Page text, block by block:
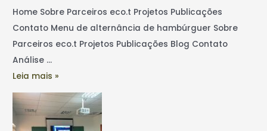
Home Sobre Parceiros eco.t Projetos Publicações
Contato Menu de alternância de hambúrguer Sobre
Parceiros eco.t Projetos Publicações Blog Contato
Análise …
Leia mais »